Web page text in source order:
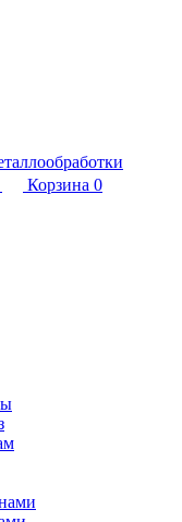
Корзина 0